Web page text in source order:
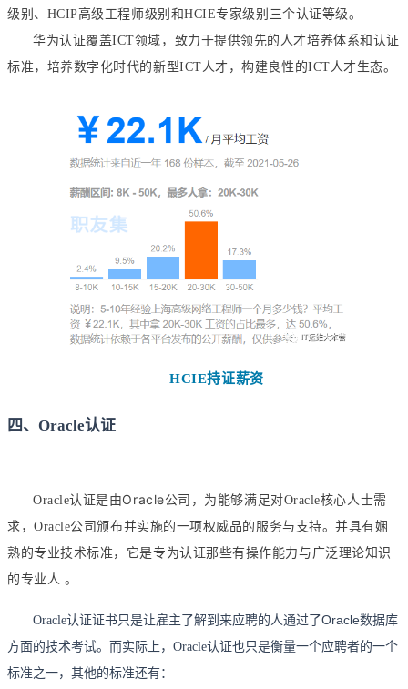
级别、HCIP高级工程师级别和HCIE专家级别三个认证等级。
华为认证覆盖ICT领域，致力于提供领先的人才培养体系和认证
标准，培养数字化时代的新型ICT人才，构建良性的ICT人才生态。
HCIE持证薪资
四、Oracle认证
Oracle认证是由Oracle公司，为能够满足对Oracle核心人士需
求，Oracle公司颁布并实施的一项权威品的服务与支持。并具有娴
熟的专业技术标准，它是专为认证那些有操作能力与广泛理论知识
的专业人 。
Oracle认证证书只是让雇主了解到来应聘的人通过了Oracle数据库
方面的技术考试。而实际上，Oracle认证也只是衡量一个应聘者的一个
标准之一，其他的标准还有：